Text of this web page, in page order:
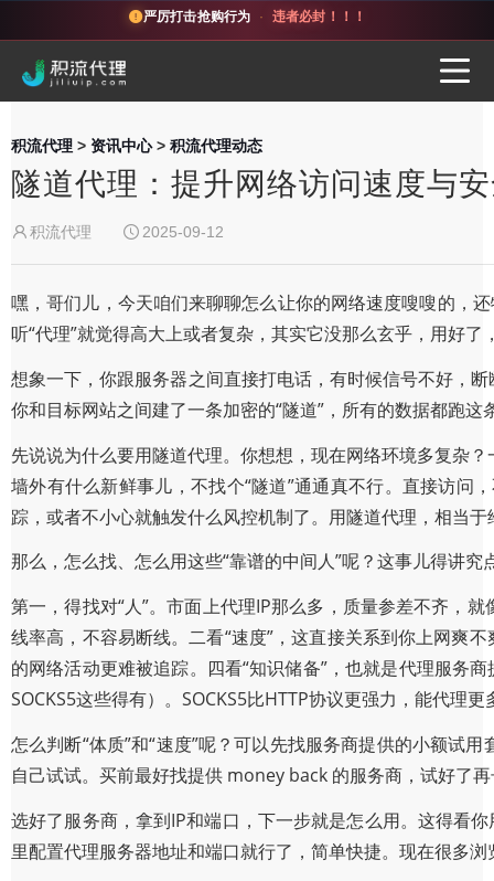
严厉打击抢购行为 · 违者必封！！！
积流代理 > 资讯中心> 积流代理动态
隧道代理：提升网络访问速度与
积流代理 2025-09-12
嘿，哥们儿，今天咱们来聊聊怎么让你的网络速度嗖嗖的，
听“代理”就觉得高大上或者复杂，其实它没那么玄乎，用好
想象一下，你跟服务器之间直接打电话，有时候信号不好，
你和目标网站之间建了一条加密的“隧道”，所有的数据都跑
先说说为什么要用隧道代理。你想想，现在网络环境多复杂
墙外有什么新鲜事儿，不找个“隧道”通通真不行。直接访问
踪，或者不小心就触发什么风控机制了。用隧道代理，相当
那么，怎么找、怎么用这些“靠谱的中间人”呢？这事儿得讲究
第一，得找对“人”。市面上代理IP那么多，质量参差不齐，
线率高，不容易断线。二看“速度”，这直接关系到你上网爽
的网络活动更难被追踪。四看“知识储备”，也就是代理服务
SOCKS5这些得有）。SOCKS5比HTTP协议更强力，能代理
怎么判断“体质”和“速度”呢？可以先找服务商提供的小额试
自己试试。买前最好找提供 money back 的服务商，试好了
选好了服务商，拿到IP和端口，下一步就是怎么用。这得看
里配置代理服务器地址和端口就行了，简单快捷。现在很多